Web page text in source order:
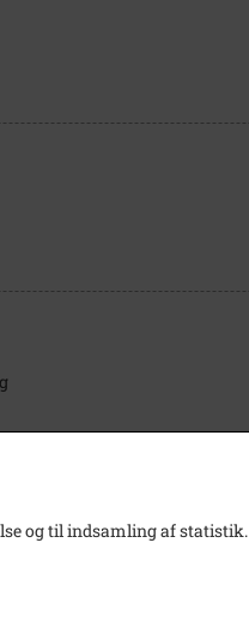
og til indsamling af statistik.